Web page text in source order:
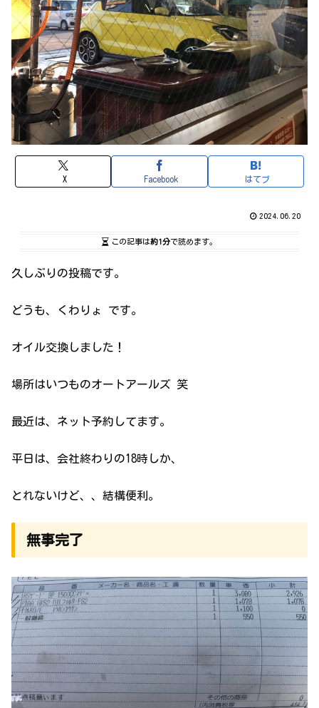
X Facebook はてブ
2024.06.20
この記事は約1分で読めます。
久しぶりの投稿です。
どうも、くわりょ です。
オイル交換しました！
場所はいつものオートアールズ 笑
最近は、ネット予約してます。
平日は、会社終わりの18時しか、
とれないけど、、結構便利。
無事完了